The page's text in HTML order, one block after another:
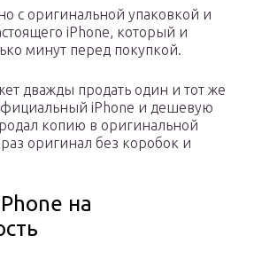
с оригинальной упаковкой и
iPhone, который и
минут перед покупкой.
дважды продать один и тот же
iPhone и дешевую
копию в оригинальной
оригинал без коробок и
на